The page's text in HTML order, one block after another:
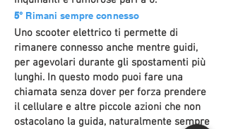
5° Rimani sempre connesso
Uno scooter elettrico ti permette di
rimanere connesso anche mentre guidi,
per agevolari durante gli spostamenti più
lunghi. In questo modo puoi fare una
chiamata senza dover per forza prendere
il cellulare e altre piccole azioni che non
ostacolano la guida, naturalmente sempre